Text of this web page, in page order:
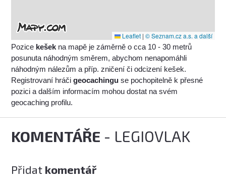
Leaflet | © Seznam.cz a.s. a další
Pozice kešek na mapě je záměrně o cca 10 - 30 metrů
posunuta náhodným směrem, abychom nenapomáhli
náhodným nálezům a příp. zničení či odcizení kešek.
Registrovaní hráčigeocachingu se pochopitelně k přesné
pozici a dalším informacím mohou dostat na svém
geocaching profilu.
KOMENTÁŘE - LEGIOVLAK
Přidat komentář